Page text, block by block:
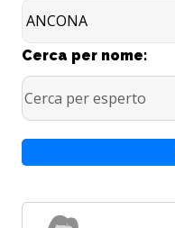
Cerca per nome: